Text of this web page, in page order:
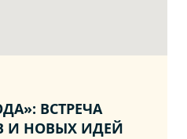
ВСТРЕЧА
И НОВЫХ ИДЕЙ